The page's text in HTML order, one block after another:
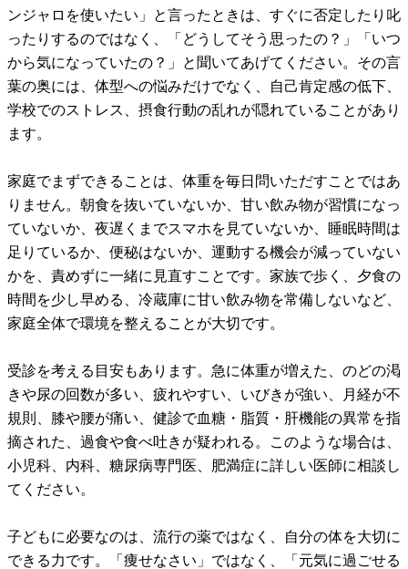
ンジャロを使いたい」と言ったときは、すぐに否定したり叱
ったりするのではなく、「どうしてそう思ったの？」「いつ
から気になっていたの？」と聞いてあげてください。その言
葉の奥には、体型への悩みだけでなく、自己肯定感の低下、
学校でのストレス、摂食行動の乱れが隠れていることがあり
ます。
家庭でまずできることは、体重を毎日問いただすことではあ
りません。朝食を抜いていないか、甘い飲み物が習慣になっ
ていないか、夜遅くまでスマホを見ていないか、睡眠時間は
足りているか、便秘はないか、運動する機会が減っていない
かを、責めずに一緒に見直すことです。家族で歩く、夕食の
時間を少し早める、冷蔵庫に甘い飲み物を常備しないなど、
家庭全体で環境を整えることが大切です。
受診を考える目安もあります。急に体重が増えた、のどの渇
きや尿の回数が多い、疲れやすい、いびきが強い、月経が不
規則、膝や腰が痛い、健診で血糖・脂質・肝機能の異常を指
摘された、過食や食べ吐きが疑われる。このような場合は、
小児科、内科、糖尿病専門医、肥満症に詳しい医師に相談し
てください。
子どもに必要なのは、流行の薬ではなく、自分の体を大切に
できる力です。「痩せなさい」ではなく、「元気に過ごせる